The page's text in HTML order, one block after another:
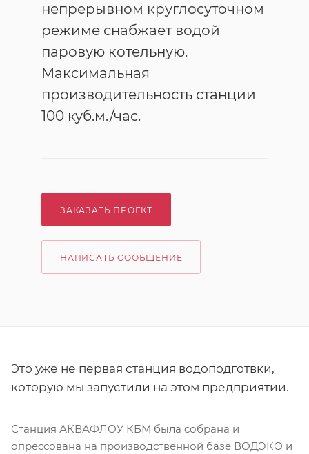
непрерывном круглосуточном
режиме снабжает водой
паровую котельную.
Максимальная
производительность станции
100 куб.м./час.
ЗАКАЗАТЬ ПРОЕКТ
НАПИСАТЬ СООБЩЕНИЕ
Это уже не первая станция водоподготвки,
которую мы запустили на этом предприятии.
Станция АКВАФЛОУ КБМ была собрана и
опрессована на производственной базе ВОДЭКО и